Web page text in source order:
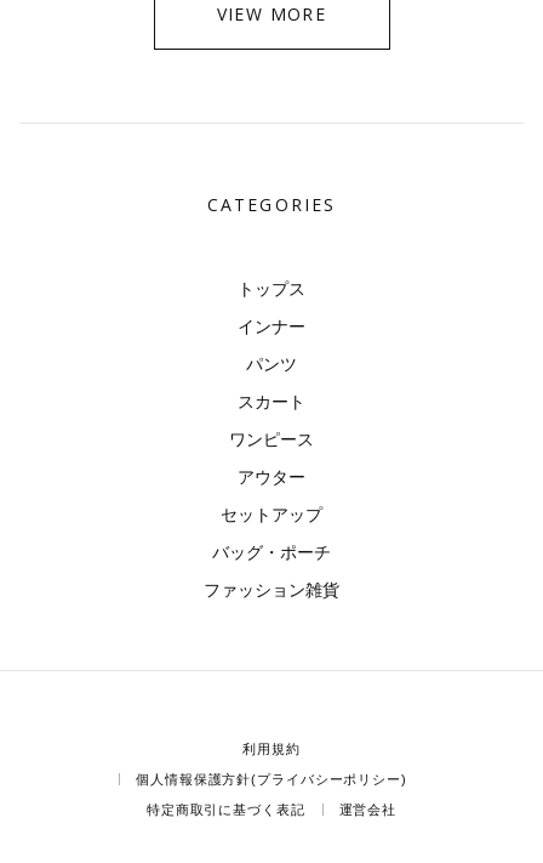
VIEW MORE
CATEGORIES
トップス
インナー
パンツ
スカート
ワンピース
アウター
セットアップ
バッグ・ポーチ
ファッション雑貨
利用規約
個人情報保護方針(プライバシーポリシー)
特定商取引に基づく表記 運営会社